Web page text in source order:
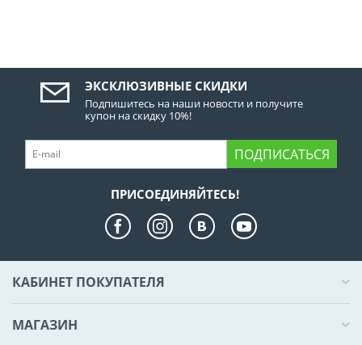
ЭКСКЛЮЗИВНЫЕ СКИДКИ
Подпишитесь на наши новости и получите
купон на скидку 10%!
ПОДПИСАТЬСЯ
ПРИСОЕДИНЯЙТЕСЬ!
КАБИНЕТ ПОКУПАТЕЛЯ
МАГАЗИН